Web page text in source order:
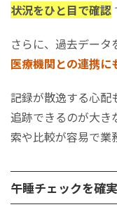
状況をひと目で確認
さらに、過去データ
医療機関との連携に
記録が散逸する心配
追跡できるのが大き
索や比較が容易で業
午睡チェックを確